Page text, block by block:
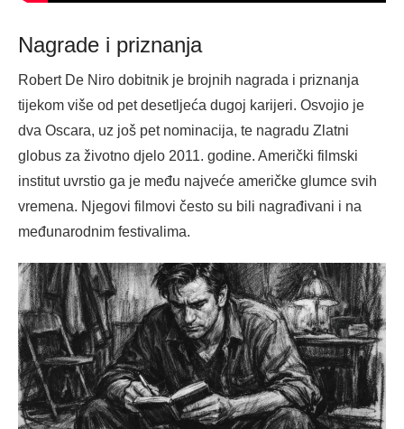
Nagrade i priznanja
Robert De Niro dobitnik je brojnih nagrada i priznanja
tijekom više od pet desetljeća dugoj karijeri. Osvojio je
dva Oscara, uz još pet nominacija, te nagradu Zlatni
globus za životno djelo 2011. godine. Američki filmski
institut uvrstio ga je među najveće američke glumce svih
vremena. Njegovi filmovi često su bili nagrađivani i na
međunarodnim festivalima.